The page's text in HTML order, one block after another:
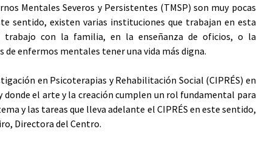
Mentales Severos y Persistentes (TMSP) son muy pocas
sentido, existen varias instituciones que trabajan en esta
trabajo con la familia, en la enseñanza de oficios, o la
enfermos mentales tener una vida más digna.
en Psicoterapias y Rehabilitación Social (CIPRÉS) en
el arte y la creación cumplen un rol fundamental para
y las tareas que lleva adelante el CIPRÉS en este sentido,
Directora del Centro.